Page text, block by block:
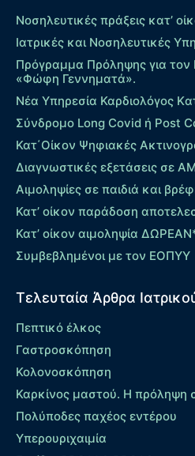
Νοσηλευτικές πράξεις κατ’
Ιατρικές και Νοσηλευτικές
Πρόγραμμα Πρόληψης για
«Φώφη Γεννηματά».
Νέα Υπηρεσία Καρδιολόγος
Σύνδρομο Long Covid ή Post
Κατ΄Οίκον Ψηφιακές
Διαγνωστικές εξετάσεις σε
Αιμοληψίες σε παιδιά και
Κατ’ οίκον παράδοση
Κατ’ οίκον αιμοληψία
Συμβεβλημένοι με τον ΕΟΠΥΥ
Τελευταία Άρθρα
Πεπτικό έλκος
Γαστροσκόπηση
Κολονοσκόπηση
Καρκίνος μαστού. Η πρόληψη
Πολύποδες παχέος εντέρου
Yπερουριχαιμία